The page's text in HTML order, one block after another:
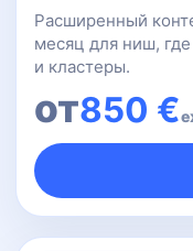
Расширенный
месяц для ниш,
и кластеры.
от850 €